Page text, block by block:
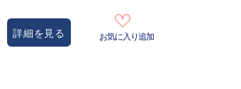
詳細を見る お気に入り追加